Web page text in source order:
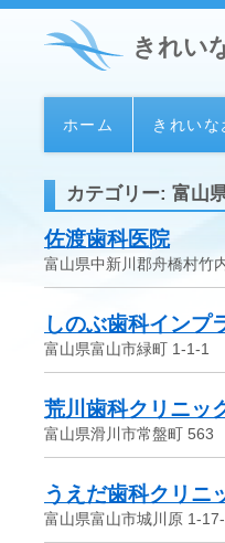
きれい
ホーム きれい
カテゴリー: 富山
佐渡歯科医院
富山県中新川郡舟橋村竹
しのぶ歯科インプ
富山県富山市緑町 1-1-1
荒川歯科クリニッ
富山県滑川市常盤町 563
うえだ歯科クリニ
富山県富山市城川原 1-